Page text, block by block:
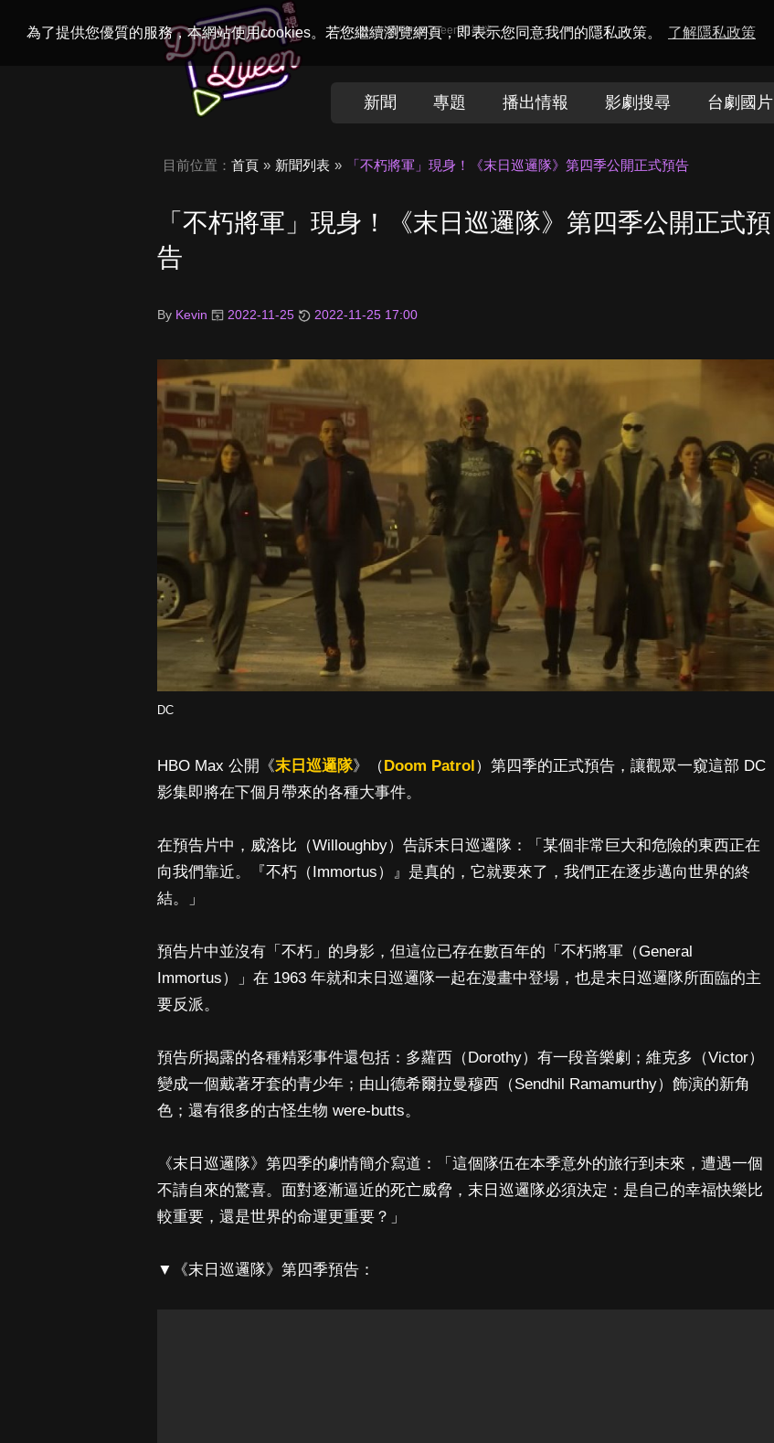
為了提供您優質的服務，本網站使用cookies。若您繼續瀏覽網頁，即表示您同意我們的隱私政策。 了解隱私政策
Welcome toDramaQueen電視迷
新聞 專題 播出情報 影劇搜尋 台劇國片
目前位置： 首頁 新聞列表 「不朽將軍」現身！《末日巡邏隊》第四季公開正式預告
「不朽將軍」現身！《末日巡邏隊》第四季公開正式預
告
By Kevin 2022-11-25 2022-11-25 17:00
DC
HBO Max 公開《末日巡邏隊》（Doom Patrol）第四季的正式預告，讓觀眾一窺這部 DC
影集即將在下個月帶來的各種大事件。
在預告片中，威洛比（Willoughby）告訴末日巡邏隊：「某個非常巨大和危險的東西正在
向我們靠近。『不朽（Immortus）』是真的，它就要來了，我們正在逐步邁向世界的終
結。」
預告片中並沒有「不朽」的身影，但這位已存在數百年的「不朽將軍（General
Immortus）」在 1963 年就和末日巡邏隊一起在漫畫中登場，也是末日巡邏隊所面臨的主
要反派。
預告所揭露的各種精彩事件還包括：多蘿西（Dorothy）有一段音樂劇；維克多（Victor）
變成一個戴著牙套的青少年；由山德希爾拉曼穆西（Sendhil Ramamurthy）飾演的新角
色；還有很多的古怪生物 were-butts。
《末日巡邏隊》第四季的劇情簡介寫道：「這個隊伍在本季意外的旅行到未來，遭遇一個
不請自來的驚喜。面對逐漸逼近的死亡威脅，末日巡邏隊必須決定：是自己的幸福快樂比
較重要，還是世界的命運更重要？」
▼《末日巡邏隊》第四季預告：